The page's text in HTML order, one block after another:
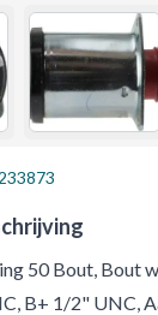
233873
50 Bout, Bout
B+ 1/2" UNC,